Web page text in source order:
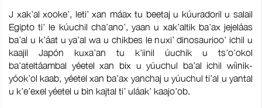
J xak’al xooke’, leti’ xan máax tu beetaj u kúuradoril u salail
Egipto ti’ le kúuchil cha’ano’, yaan u xak’altik ba’ax jejeláas
ba’al u k’áat u ya’al wa u chikbes le nuxi’ dinosaurioo’ ichil u
kaajil Japón kuxa’an tu k’iinil úuchik u ts’o’okol
ba’ateltáambal yéetel xan bix u yúuchul ba’al ichil wíinik-
yóok’ol kaab, yéetel xan ba’ax yanchaj u yúuchul ti’al u yantal
u k’e’exel yéetel u bin kajtal ti’ uláak’ kaajo’ob.